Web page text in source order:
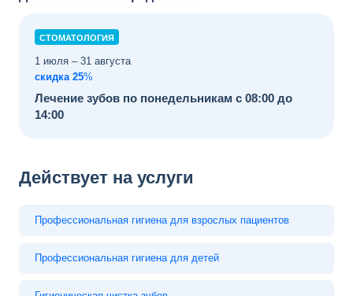
СТОМАТОЛОГИЯ
1 июля – 31 августа
скидка 25%
Лечение зубов по понедельникам с 08:00 до
14:00
Действует на услуги
Профессиональная гигиена для взрослых пациентов
Профессиональная гигиена для детей